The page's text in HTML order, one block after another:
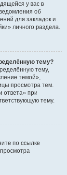
у вас в
об
для закладок и
личного раздела.
тему?
тему,
темой»,
просмотра тем.
ответа» при
тему.
по ссылке